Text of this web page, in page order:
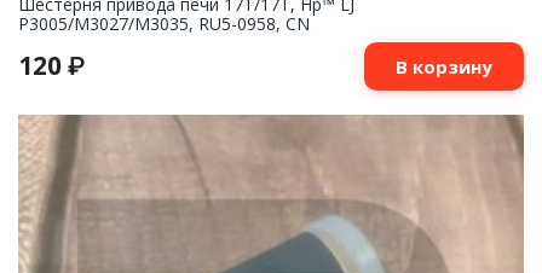
P3005/M3027/M3035, RU5-0958, CN
120 ₽ В корзину